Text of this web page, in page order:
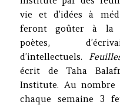
vie et d’idées à
feront goûter à la
poètes,
d’intellectuels.
écrit de Taha
Institute. Au nombre
chaque semaine 3